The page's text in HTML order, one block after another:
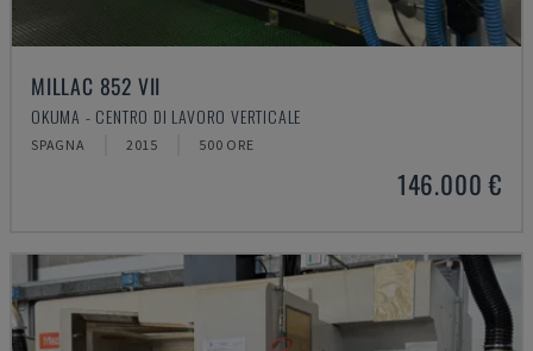
MILLAC 852 VII
OKUMA - CENTRO DI LAVORO VERTICALE
SPAGNA 2015 500 ORE
146.000 €